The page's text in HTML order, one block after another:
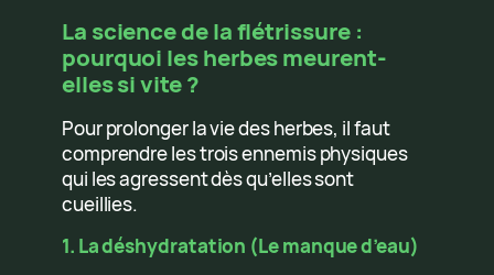
La science de la flétrissure :
pourquoi les herbes meurent-
elles si vite ?
Pour prolonger la vie des herbes, il faut
comprendre les trois ennemis physiques
qui les agressent dès qu’elles sont
cueillies.
1. La déshydratation (Le manque d’eau)